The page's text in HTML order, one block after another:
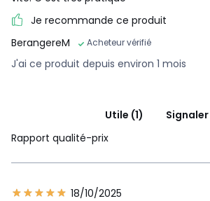
Je recommande ce produit
BerangereM
Acheteur vérifié
J'ai ce produit depuis environ 1 mois
Utile (1)
Signaler
Rapport qualité-prix
18/10/2025